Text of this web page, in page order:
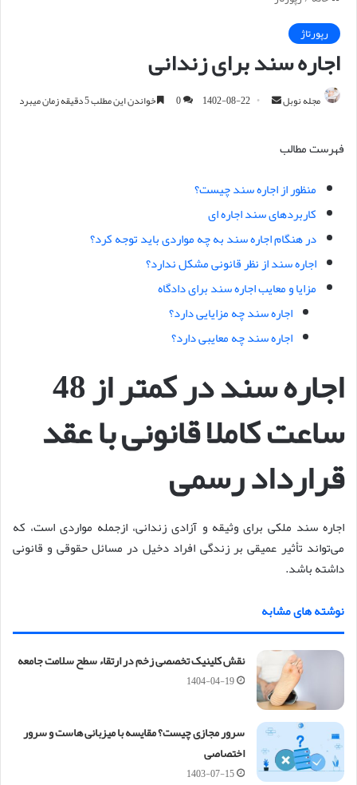
رپورتاژ
اجاره سند برای زندانی
مجله نوبل
ا
ی
م
ل
1402-08-22
0 خواندن این مطلب 5 دقیقه زمان میبرد
فهرست مطالب
منظور از اجاره سند چیست؟
کاربردهای سند اجاره ای
در هنگام اجاره سند به چه مواردی باید توجه کرد؟
اجاره سند از نظر قانونی مشکل ندارد؟
مزایا و معایب اجاره سند برای دادگاه
اجاره سند چه مزایایی دارد؟
اجاره سند چه معایبی دارد؟
اجاره سند در کمتر از 48
ساعت کاملا قانونی با عقد
قرارداد رسمی
اجاره سند ملکی برای وثیقه و آزادی زندانی، ازجمله مواردی است، که
می‌تواند تأثیر عمیقی بر زندگی افراد دخیل در مسائل حقوقی و قانونی
داشته باشد.
نوشته های مشابه
نقش کلینیک تخصصی زخم در ارتقاء سطح سلامت جامعه
1404-04-19
سرور مجازی چیست؟ مقایسه با میزبانی هاست و سرور
اختصاصی
1403-07-15